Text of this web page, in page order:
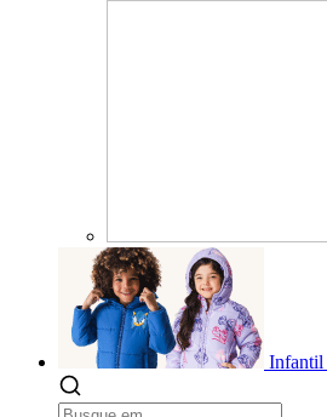
Infantil